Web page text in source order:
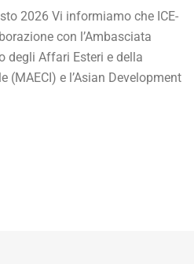
2026 Vi informiamo che ICE-
con l’Ambasciata
degli Affari Esteri e della
(MAECI) e l’Asian Development